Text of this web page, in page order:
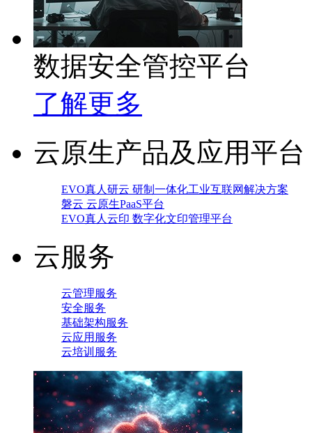
数据安全管控平台
了解更多
云原生产品及应用平台
EVO真人研云 研制一体化工业互联网解决方案
磐云 云原生PaaS平台
EVO真人云印 数字化文印管理平台
云服务
云管理服务
安全服务
基础架构服务
云应用服务
云培训服务